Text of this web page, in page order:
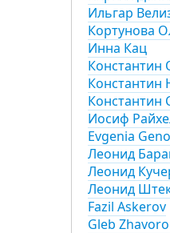
Ильгар
Кортунова
Инна Кац
Константин
Константин
Константин
Иосиф
Evgenia
Леонид
Леонид
Леонид
Fazil Askerov
Gleb